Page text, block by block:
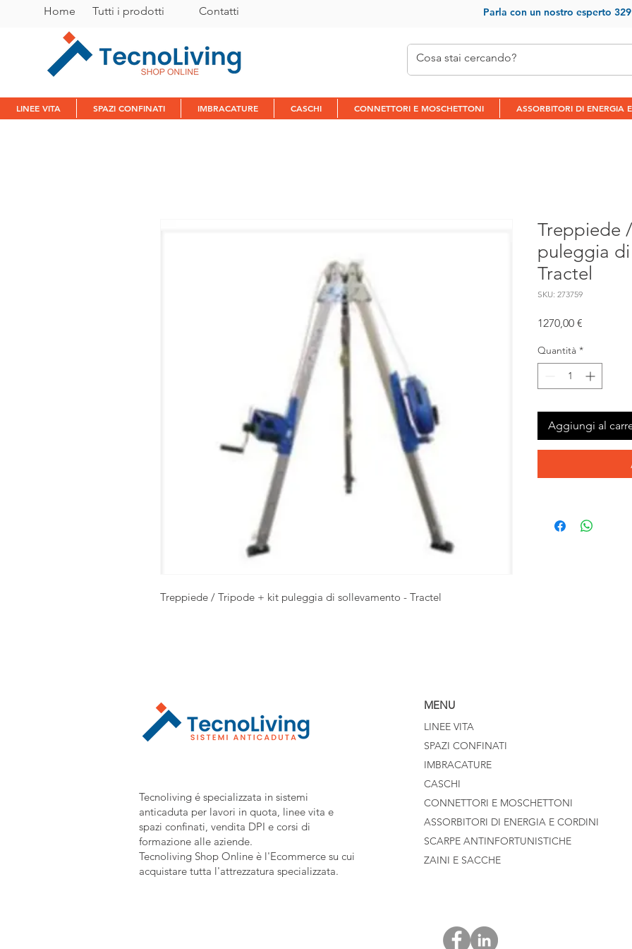
Home Tutti i prodotti Contatti Parla con un nostro esperto
LINEE VITA SPAZI CONFINATI IMBRACATURE CASCHI CONNETTORI E MOSCHETTONI ASSORBITORI DI ENERGIA
Treppiede / Tripode + kit puleggia di sollevamento - Tractel
Treppiede
puleggia
Tractel
SKU: 273759
1270,00 €
Quantità *
Aggiungi al
Tecnoliving é specializzata in sistemi
anticaduta per lavori in quota, linee vita e
spazi confinati, vendita DPI e corsi di
formazione alle aziende.
Tecnoliving Shop Online è l'Ecommerce su cui
acquistare tutta l'attrezzatura specializzata.
MENU
LINEE VITA
SPAZI CONFINATI
IMBRACATURE
CASCHI
CONNETTORI E MOSCHETTONI
ASSORBITORI DI ENERGIA E CORDINI
SCARPE ANTINFORTUNISTICHE
ZAINI E SACCHE